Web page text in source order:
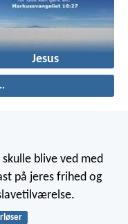
Jesus
blive ved med
på jeres frihed og